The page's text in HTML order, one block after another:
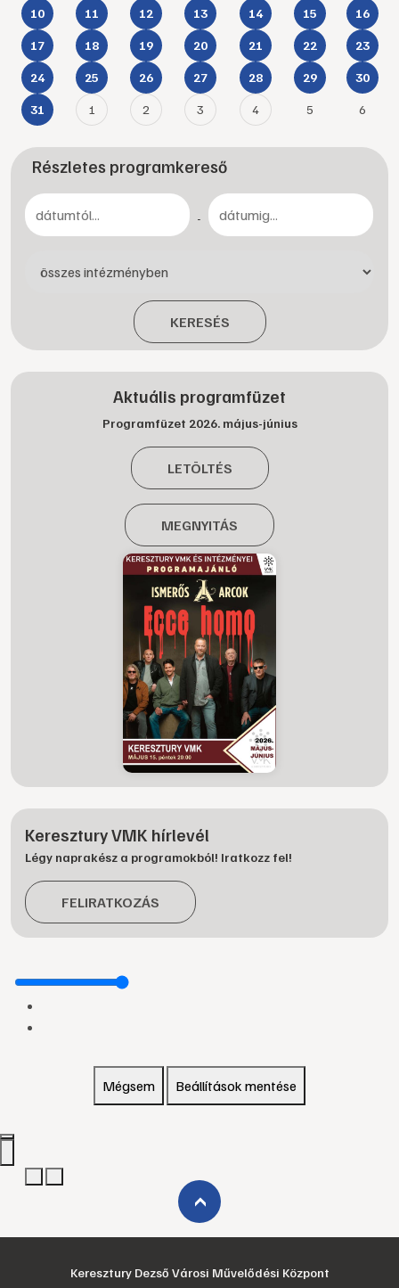
10 11 12 13 14 15 16
17 18 19 20 21 22 23
24 25 26 27 28 29 30
31 1 2 3 4 5 6
Részletes programkereső
-
KERESÉS
Aktuális programfüzet
Programfüzet 2026. május-június
LETÖLTÉS
MEGNYITÁS
Keresztury VMK hírlevél
Légy naprakész a programokból! Iratkozz fel!
FELIRATKOZÁS
Mégsem Beállítások mentése
›
Keresztury Dezső Városi Művelődési Központ